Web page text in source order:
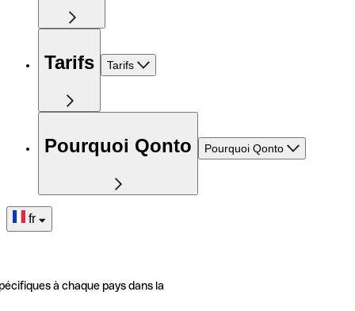
Tarifs Tarifs
Pourquoi Qonto Pourquoi Qonto
fr
à chaque pays dans la